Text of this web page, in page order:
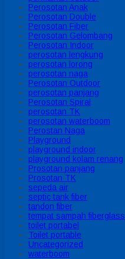
Perosotan Anak
Perosotan Double
Perosotan Fiber
Perosotan Gelombang
Perosotan Indoor
perosotan lengkung
perosotan lorong
perosotan naga
Perosotan Outdoor
perosotan panjang
Perosotan Spiral
perosotan TK
perosotan waterboom
Perostan Naga
Playground
playground indoor
playground kolam renang
Prosotan panjang
Prosotan TK
sepeda air
septic tank fiber
tandon fiber
tempat sampah fiberglass
toilet portabel
Toilet portable
Uncategorized
waterboom